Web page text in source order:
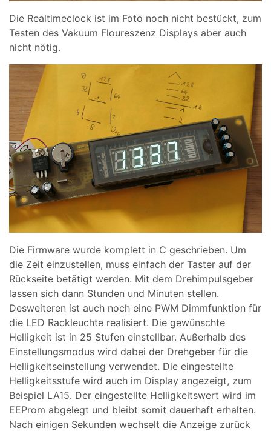
Die Realtimeclock ist im Foto noch nicht bestückt, zum
Testen des Vakuum Floureszenz Displays aber auch
nicht nötig.
Die Firmware wurde komplett in C geschrieben. Um
die Zeit einzustellen, muss einfach der Taster auf der
Rückseite betätigt werden. Mit dem Drehimpulsgeber
lassen sich dann Stunden und Minuten stellen.
Desweiteren ist auch noch eine PWM Dimmfunktion für
die LED Rackleuchte realisiert. Die gewünschte
Helligkeit ist in 25 Stufen einstellbar. Außerhalb des
Einstellungsmodus wird dabei der Drehgeber für die
Helligkeitseinstellung verwendet. Die eingestellte
Helligkeitsstufe wird auch im Display angezeigt, zum
Beispiel LA15. Der eingestellte Helligkeitswert wird im
EEProm abgelegt und bleibt somit dauerhaft erhalten.
Nach einigen Sekunden wechselt die Anzeige zurück